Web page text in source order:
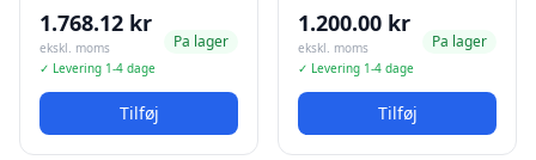
1.768.12 kr
ekskl. moms
✓ Levering 1-4 dage
Pa lager
Tilføj
1.200.00 kr
ekskl. moms
✓ Levering 1-4 dage
Pa lager
Tilføj